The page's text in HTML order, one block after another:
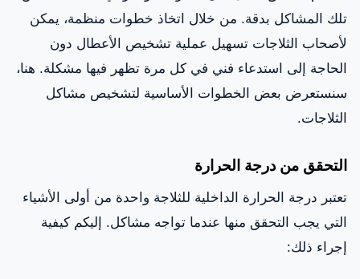
تلك المشاكل بدقة. من خلال اتخاذ خطوات منظمة، يمكن
لأصحاب الثلاجات تسهيل عملية تشخيص الأعطال دون
الحاجة إلى استدعاء فني في كل مرة تظهر فيها مشكلة. هنا،
سنستعرض بعض الخطوات الأساسية لتشخيص مشاكل
الثلاجات.
التحقق من درجة الحرارة
تعتبر درجة الحرارة الداخلية للثلاجة واحدة من أولى الأشياء
التي يجب التحقق منها عندما تواجه مشاكل. إليكم كيفية
إجراء ذلك: